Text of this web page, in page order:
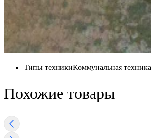
Типы техникиКоммунальная техника
Похожие товары